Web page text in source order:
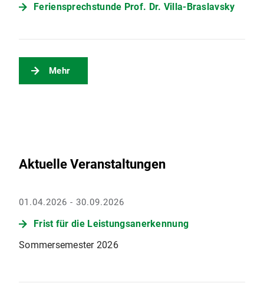
Feriensprechstunde Prof. Dr. Villa-Braslavsky
Mehr
Aktuelle Veranstaltungen
01.04.2026 - 30.09.2026
Frist für die Leistungsanerkennung
Sommersemester 2026